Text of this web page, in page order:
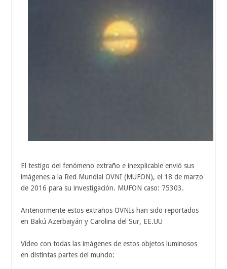
El testigo del fenómeno extraño e inexplicable envió sus
imágenes a la Red Mundial OVNI (MUFON), el 18 de marzo
de 2016 para su investigación. MUFON caso: 75303.
Anteriormente estos extraños OVNIs han sido reportados
en Bakú Azerbaiyán y Carolina del Sur, EE.UU
Vídeo con todas las imágenes de estos objetos luminosos
en distintas partes del mundo: